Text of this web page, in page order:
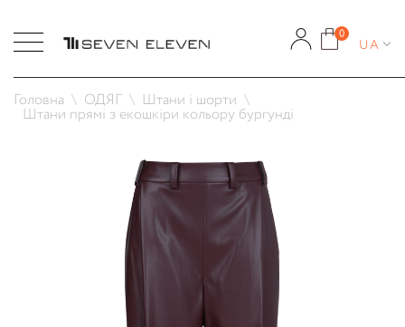
0
UA
Головна ОДЯГ Штани і шорти
Штани прямі з екошкіри кольору бургунді